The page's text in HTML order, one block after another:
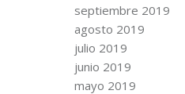
septiembre 2019
agosto 2019
julio 2019
junio 2019
mayo 2019